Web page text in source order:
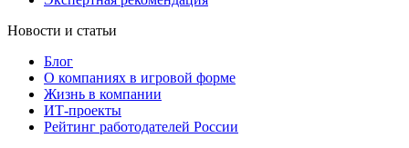
Новости и статьи
Блог
О компаниях в игровой форме
Жизнь в компании
ИТ-проекты
Рейтинг работодателей России